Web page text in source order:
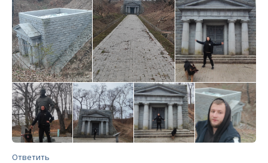
Ответить